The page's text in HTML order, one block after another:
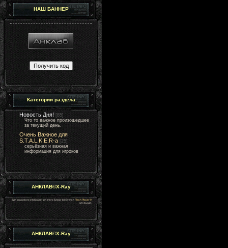
НАШ БАННЕР
Категории раздела
Новость Дня! [85]
Что то важное произошедшее
за текущий день.
Очень Важное для
S.T.A.L.K.E.R-а [25]
серьёзная и важная
информация для игроков
АНКЛАВ©X-Ray
Для красивого отображения этого блока требуетсяFlash Player 9
или выше.
АНКЛАВ©X-Ray